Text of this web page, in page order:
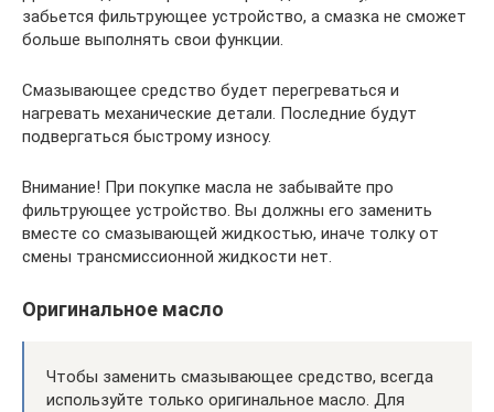
забьется фильтрующее устройство, а смазка не сможет
больше выполнять свои функции.
Смазывающее средство будет перегреваться и
нагревать механические детали. Последние будут
подвергаться быстрому износу.
Внимание! При покупке масла не забывайте про
фильтрующее устройство. Вы должны его заменить
вместе со смазывающей жидкостью, иначе толку от
смены трансмиссионной жидкости нет.
Оригинальное масло
Чтобы заменить смазывающее средство, всегда
используйте только оригинальное масло. Для